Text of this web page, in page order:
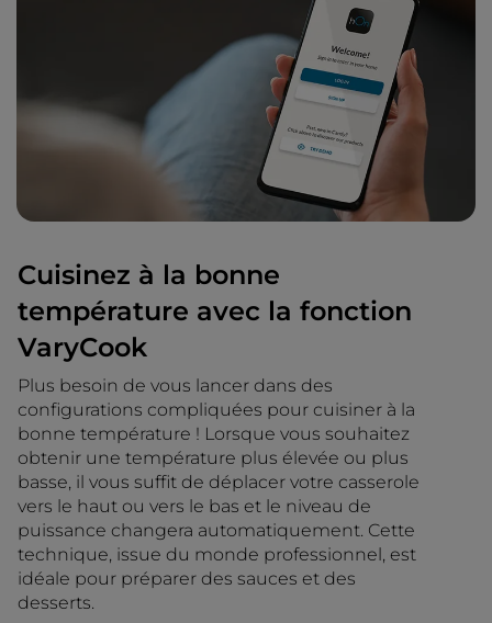
Cuisinez à la bonne
température avec la fonction
VaryCook
Plus besoin de vous lancer dans des
configurations compliquées pour cuisiner à la
bonne température ! Lorsque vous souhaitez
obtenir une température plus élevée ou plus
basse, il vous suffit de déplacer votre casserole
vers le haut ou vers le bas et le niveau de
puissance changera automatiquement. Cette
technique, issue du monde professionnel, est
idéale pour préparer des sauces et des
desserts.